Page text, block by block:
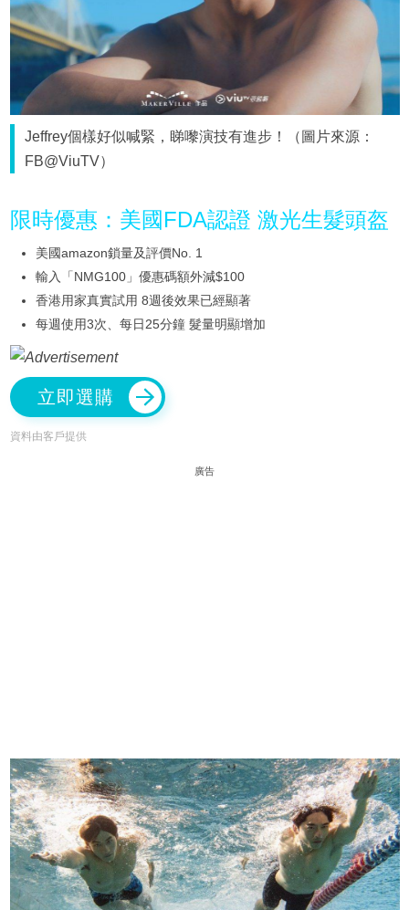
Jeffrey個樣好似喊緊，睇嚟演技有進步！（圖片來源：
FB@ViuTV）
限時優惠：美國FDA認證 激光生髮頭盔
美國amazon鎖量及評價No. 1
輸入「NMG100」優惠碼額外減$100
香港用家真實試用 8週後效果已經顯著
每週使用3次、每日25分鐘 髮量明顯增加
立即選購
資料由客戶提供
廣告